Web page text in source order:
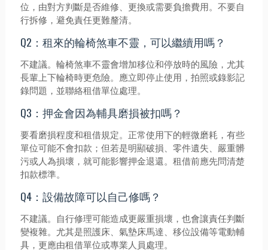
位，由對方判斷是否維修、更換或需要負擔費用。不要自
行拆修，避免責任更難釐清。
Q2：租來的輪椅煞車不靈，可以繼續用嗎？
不建議。輪椅煞車不靈會增加移位和停放時的風險，尤其
長輩上下輪椅時更危險。應立即停止使用，拍照或錄影記
錄問題，並聯絡租借單位處理。
Q3：押金會因為輔具磨損被扣嗎？
要看磨損程度和租借規定。正常使用下的輕微磨耗，有些
單位可能不會扣款；但若是明顯破損、零件遺失、嚴重髒
污或人為損壞，就可能影響押金退還。租借前應先問清楚
扣款標準。
Q4：設備故障可以自己修嗎？
不建議。自行修理可能造成更嚴重損壞，也會讓責任判斷
變複雜。尤其是照護床、氣墊床馬達、移位設備等電動輔
具，更應由租借單位或專業人員處理。